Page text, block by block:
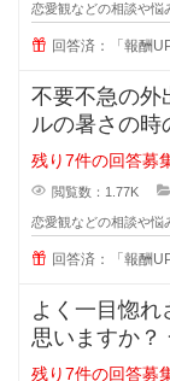
恋愛観などの相談や悩
回答済：「報酬
不要不急の外
ルの暑さの時
の夏はとって
残り7件の回答募
閲覧数：1.77K
恋愛観などの相談や悩
回答済：「報酬
よく一目惚れ
思いますか？
子なんていく
残り7件の回答募